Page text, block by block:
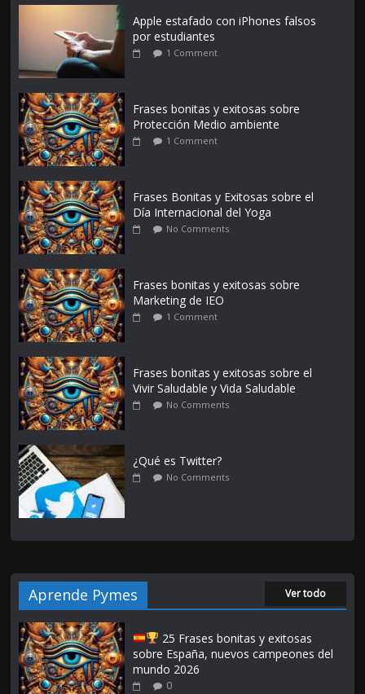
Apple estafado con iPhones falsos
por estudiantes
1 Comment
Frases bonitas y exitosas sobre
Protección Medio ambiente
1 Comment
Frases Bonitas y Exitosas sobre el
Día Internacional del Yoga
No Comments
Frases bonitas y exitosas sobre
Marketing de IEO
1 Comment
Frases bonitas y exitosas sobre el
Vivir Saludable y Vida Saludable
No Comments
¿Qué es Twitter?
No Comments
Aprende Pymes Ver todo
25 Frases bonitas y exitosas
sobre España, nuevos campeones del
mundo 2026
0